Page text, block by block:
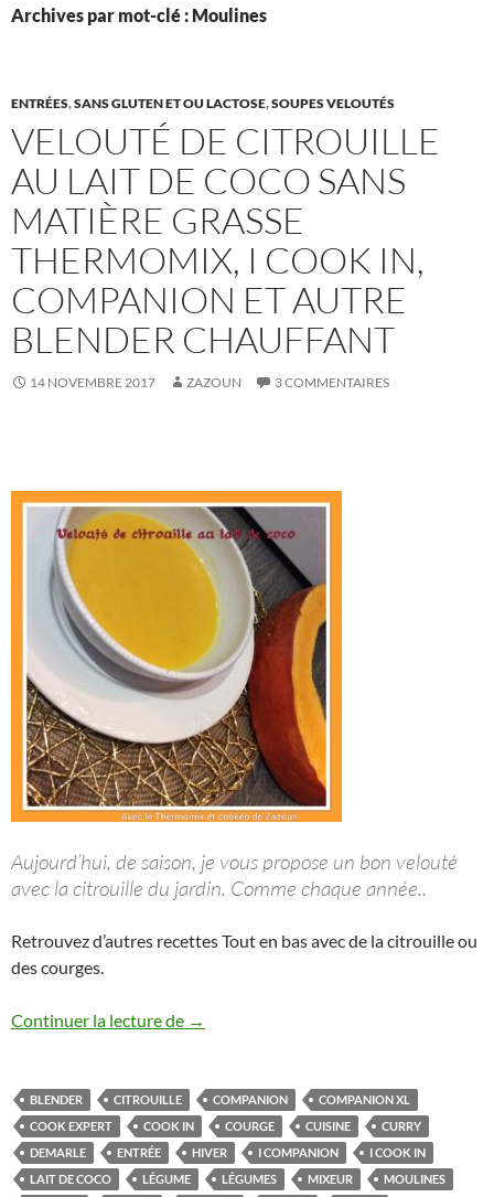
Archives par mot-clé : Moulines
ENTRÉES,SANS GLUTEN ET OU LACTOSE,SOUPES VELOUTÉS
VELOUTÉ DE CITROUILLE
AU LAIT DE COCO SANS
MATIÈRE GRASSE
THERMOMIX, I COOK IN,
COMPANION ET AUTRE
BLENDER CHAUFFANT
14 NOVEMBRE 2017 ZAZOUN 3 COMMENTAIRES
Aujourd’hui, de saison, je vous propose un bon velouté
avec la citrouille du jardin. Comme chaque année..
Retrouvez d’autres recettes Tout en bas avec de la citrouille ou
des courges.
Continuer la lecture de Velouté de citrouille au lait de coco
→
BLENDER CITROUILLE COMPANION
COMPANION XL
COOK EXPERT
COOK IN COURGE CUISINE
CURRY
DEMARLE
ENTRÉE HIVER I COMPANION
I COOK IN
LAIT DE COCO
LÉGUME LÉGUMES MIXEUR
MOULINES